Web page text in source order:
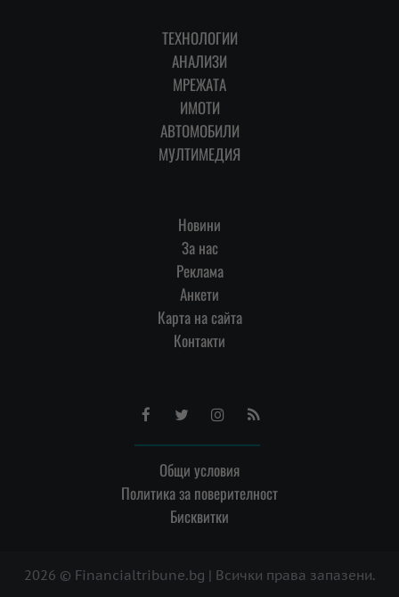
ТЕХНОЛОГИИ
АНАЛИЗИ
МРЕЖАТА
ИМОТИ
АВТОМОБИЛИ
МУЛТИМЕДИЯ
Новини
За нас
Реклама
Анкети
Карта на сайта
Контакти
FacebookTwitterInstagram
RSS
Общи условия
Политика за поверителност
Бисквитки
2026 © Financialtribune.bg | Всички права запазени.